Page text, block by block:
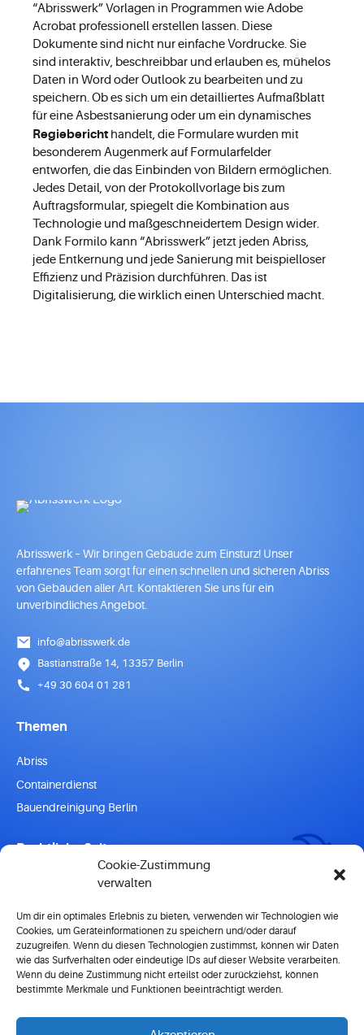
Cookie-Zustimmung
verwalten
Um dir ein optimales Erlebnis zu bieten, verwenden wir Technologien wie
Cookies, um Geräteinformationen zu speichern und/oder darauf
zuzugreifen. Wenn du diesen Technologien zustimmst, können wir Daten
wie das Surfverhalten oder eindeutige IDs auf dieser Website verarbeiten.
Wenn du deine Zustimmung nicht erteilst oder zurückziehst, können
bestimmte Merkmale und Funktionen beeinträchtigt werden.
“Abrisswerk” Vorlagen in Programmen wie Adobe
Acrobat professionell erstellen lassen. Diese
Dokumente sind nicht nur einfache Vordrucke. Sie
sind interaktiv, beschreibbar und erlauben es, mühelos
Daten in Word oder Outlook zu bearbeiten und zu
speichern. Ob es sich um ein detailliertes Aufmaßblatt
für eine Asbestsanierung oder um ein dynamisches
Regiebericht handelt, die Formulare wurden mit
besonderem Augenmerk auf Formularfelder
entworfen, die das Einbinden von Bildern ermöglichen.
Jedes Detail, von der Protokollvorlage bis zum
Auftragsformular, spiegelt die Kombination aus
Technologie und maßgeschneidertem Design wider.
Dank Formilo kann “Abrisswerk” jetzt jeden Abriss,
jede Entkernung und jede Sanierung mit beispielloser
Effizienz und Präzision durchführen. Das ist
Digitalisierung, die wirklich einen Unterschied macht.
Abrisswerk – Wir bringen Gebäude zum Einsturz! Unser
erfahrenes Team sorgt für einen schnellen und sicheren Abriss
von Gebäuden aller Art. Kontaktieren Sie uns für ein
unverbindliches Angebot.
info@abrisswerk.de
Bastianstraße 14, 13357 Berlin
+49 30 604 01 281
Themen
Abriss
Containerdienst
Bauendreinigung Berlin
Rechtliche Seiten
Nutzungsbedingungen
All Rights Reserved.